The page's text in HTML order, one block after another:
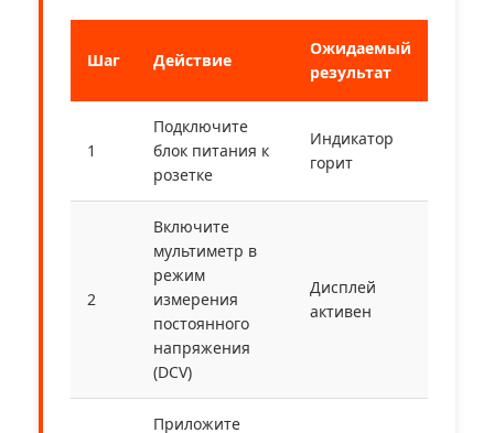
Шаг Действие
Ожидаемый
результат
1
Подключите
блок питания к
розетке
Индикатор
горит
2
Включите
мультиметр в
режим
измерения
постоянного
напряжения
(DCV)
Дисплей
активен
Приложите